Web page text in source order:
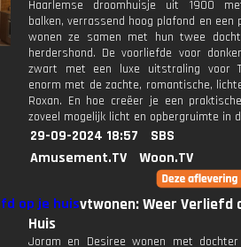
Haarlemse droomhuisje uit 1900
balken, verrassend hoog plafond en een
wonen ze samen met hun twee
herdershond. De voorliefde voor
zwart met een luxe uitstraling voor
enorm met de zachte, romantische,
Roxan. En hoe creëer je een
zoveel mogelijk licht en opbergruimte in
29-09-2024 18:57
SBS
Amusement.TV
Woon.TV
vtwonen: Weer Verliefd
Huis
Joram en Desiree wonen met